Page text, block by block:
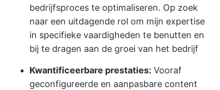
bedrijfsproces te optimaliseren. Op zoek
naar een uitdagende rol om mijn expertise
in specifieke vaardigheden te benutten en
bij te dragen aan de groei van het bedrijf
Kwantificeerbare prestaties: Vooraf
geconfigureerde en aanpasbare content